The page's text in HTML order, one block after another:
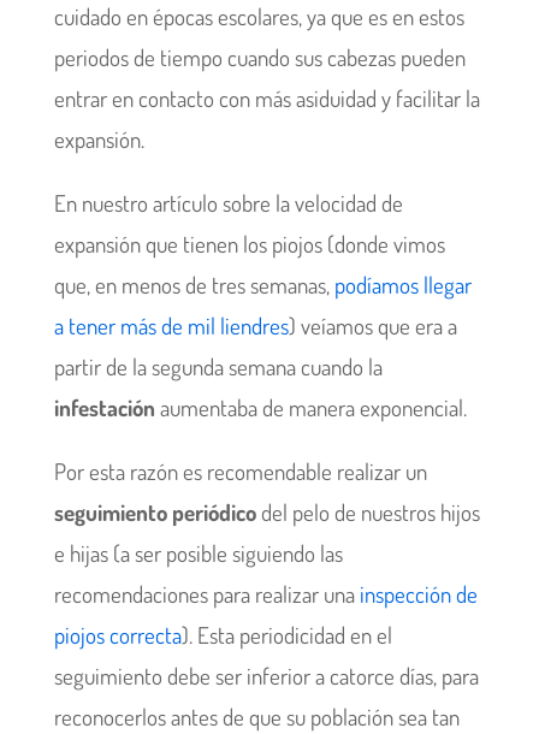
cuidado en épocas escolares, ya que es en estos
periodos de tiempo cuando sus cabezas pueden
entrar en contacto con más asiduidad y facilitar la
expansión.
En nuestro artículo sobre la velocidad de
expansión que tienen los piojos (donde vimos
que, en menos de tres semanas, podíamos llegar
a tener más de mil liendres) veíamos que era a
partir de la segunda semana cuando la
infestación aumentaba de manera exponencial.
Por esta razón es recomendable realizar un
seguimiento periódicodel pelo de nuestros hijos
e hijas (a ser posible siguiendo las
recomendaciones para realizar una inspección de
piojos correcta). Esta periodicidad en el
seguimiento debe ser inferior a catorce días, para
reconocerlos antes de que su población sea tan